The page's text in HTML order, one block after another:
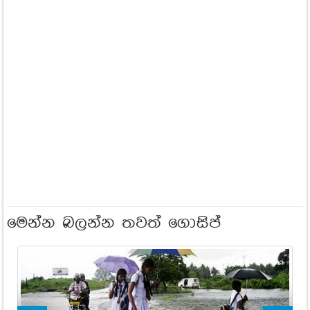
මෙන්න බලන්න තවත් ගොසිප්